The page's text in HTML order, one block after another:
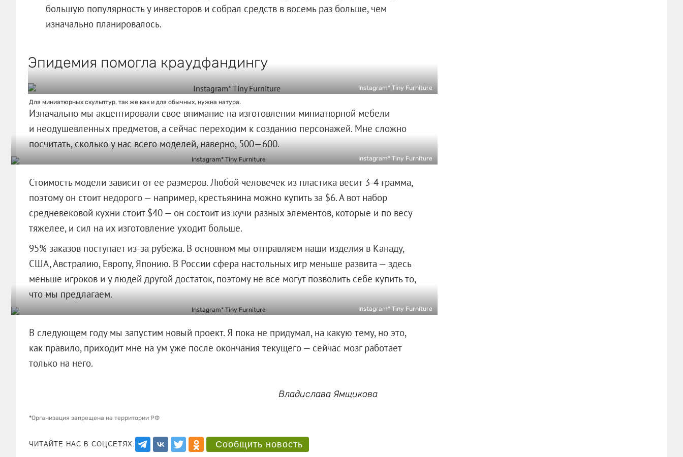
большую популярность у инвесторов и собрал средств в восемь раз больше, чем
изначально планировалось.
Эпидемия помогла краудфандингу
Instagram* Tiny Furniture
Для миниатюрных скульптур, так же как и для обычных, нужна натура.
Изначально мы акцентировали свое внимание на изготовлении миниатюрной мебели
и неодушевленных предметов, а сейчас переходим к созданию персонажей. Мне сложно
посчитать, сколько у нас всего моделей, наверно, 500—600.
Instagram* Tiny Furniture
Стоимость модели зависит от ее размеров. Любой человечек из пластика весит 3-4 грамма,
поэтому он стоит недорого — например, крестьянина можно купить за $6. А вот набор
средневековой кухни стоит $40 — он состоит из кучи разных элементов, которые и по весу
тяжелее, и сил на их изготовление уходит больше.
95% заказов поступает из-за рубежа. В основном мы отправляем наши изделия в Канаду,
США, Австралию, Европу, Японию. В России сфера настольных игр меньше развита — здесь
меньше игроков и у людей другой достаток, поэтому не все могут позволить себе купить то,
что мы предлагаем.
Instagram* Tiny Furniture
В следующем году мы запустим новый проект. Я пока не придумал, на какую тему, но это,
как правило, приходит мне на ум уже после окончания текущего — сейчас мозг работает
только на него.
Владислава Ямщикова
*Организация запрещена на территории РФ
ЧИТАЙТЕ НАС В СОЦСЕТЯХ: Сообщить новость